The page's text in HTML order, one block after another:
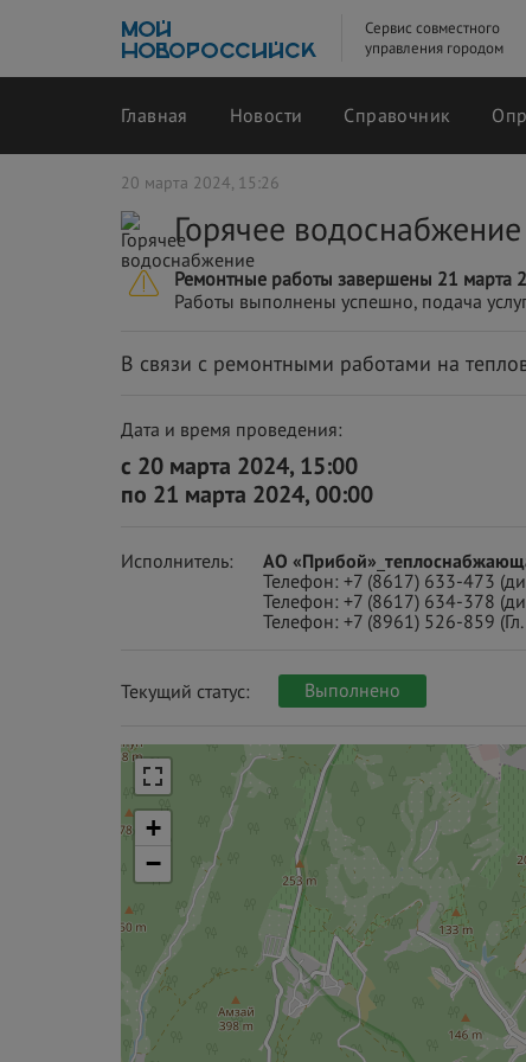
Сервис совместного
управления городом
Главная Новости Справочник
20 марта 2024, 15:26
Горячее водоснабжение
Ремонтные работы завершены 21 марта
Работы выполнены успешно, подача
В связи с ремонтными работами на
Дата и время проведения:
с 20 марта 2024, 15:00
по 21 марта 2024, 00:00
Исполнитель:
АО
Телефон: +7 (8617) 633-473
Телефон: +7 (8617) 634-378
Телефон: +7 (8961) 526-859
Текущий статус: Выполнено
+
−